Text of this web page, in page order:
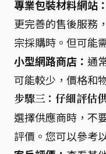
專業包裝材料網站：
更完善的售後服務
宗採購時。但可能
小型網路商店： 通
可能較少，價格和
步驟三：仔細評估
選擇供應商時，不
評價。您可以參考